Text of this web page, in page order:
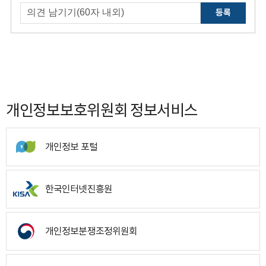
등록
개인정보보호위원회 정보서비스
개인정보 포털
한국인터넷진흥원
개인정보분쟁조정위원회